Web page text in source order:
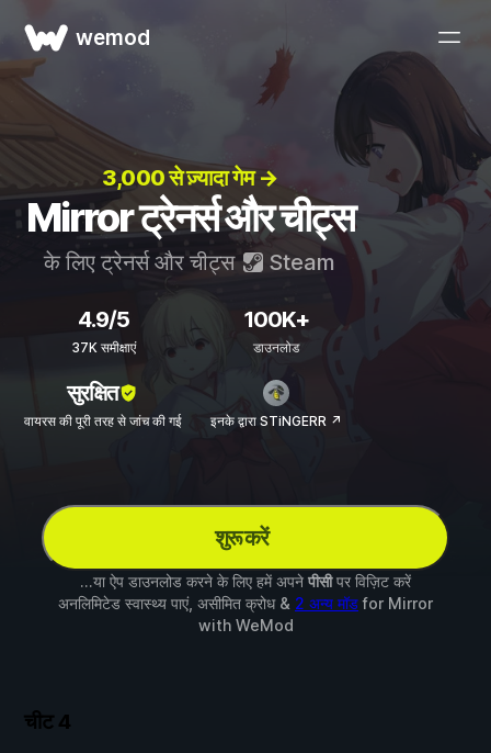
wemod
3,000 से ज़्यादा गेम →
Mirror ट्रेनर्स और चीट्स
के लिए ट्रेनर्स और चीट्स Steam
4.9/5
37K समीक्षाएं
100K+
डाउनलोड
सुरक्षित
वायरस की पूरी तरह से जांच की गई इनके द्वारा STiNGERR ↗
शुरू करें
...या ऐप डाउनलोड करने के लिए हमें अपने पीसीपर विज़िट करें
अनलिमिटेड स्वास्थ्य पाएं, असीमित क्रोध & 2 अन्य मॉडfor Mirror
with WeMod
चीट 4